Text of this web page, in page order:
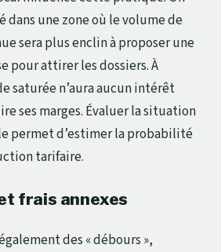
une zone où le volume de
sera plus enclin à proposer une
pour attirer les dossiers. À
saturée n’aura aucun intérêt
ses marges. Évaluer la situation
permet d’estimer la probabilité
tarifaire.
frais annexes
des « débours »,